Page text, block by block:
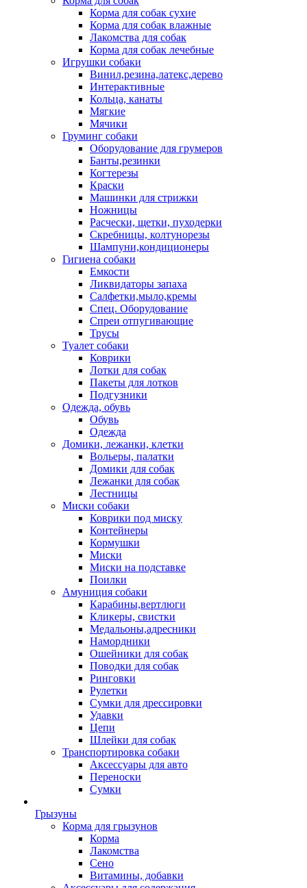
Корма для собак сухие
Корма для собак влажные
Лакомства для собак
Корма для собак лечебные
Игрушки собаки
Винил,резина,латекс,дерево
Интерактивные
Кольца, канаты
Мягкие
Мячики
Груминг собаки
Оборудование для грумеров
Банты,резинки
Когтерезы
Краски
Машинки для стрижки
Ножницы
Расчески, щетки, пуходерки
Скребницы, колтунорезы
Шампуни,кондиционеры
Гигиена собаки
Емкости
Ликвидаторы запаха
Салфетки,мыло,кремы
Спец. Оборудование
Спреи отпугивающие
Трусы
Туалет собаки
Коврики
Лотки для собак
Пакеты для лотков
Подгузники
Одежда, обувь
Обувь
Одежда
Домики, лежанки, клетки
Вольеры, палатки
Домики для собак
Лежанки для собак
Лестницы
Миски собаки
Коврики под миску
Контейнеры
Кормушки
Миски
Миски на подставке
Поилки
Амуниция собаки
Карабины,вертлюги
Кликеры, свистки
Медальоны,адресники
Намордники
Ошейники для собак
Поводки для собак
Ринговки
Рулетки
Сумки для дрессировки
Удавки
Цепи
Шлейки для собак
Транспортировка собаки
Аксессуары для авто
Переноски
Сумки
Грызуны
Корма для грызунов
Корма
Лакомства
Сено
Витамины, добавки